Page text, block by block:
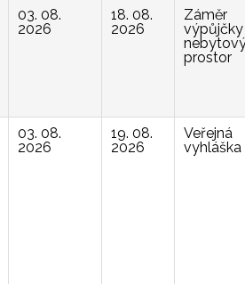
03. 08.
2026
18. 08.
2026
Záměr
výpůjčky
prostor
03. 08.
2026
19. 08.
2026
Veřejná
vyhláška